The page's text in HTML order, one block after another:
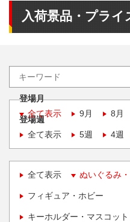
入荷景品・プライ
登場月
全て表示
9月 8月
登場週
全て表示
5週 4週
全て表示 ぬいぐるみ
フィギュア・ホビー
キーホルダー・マスコッ